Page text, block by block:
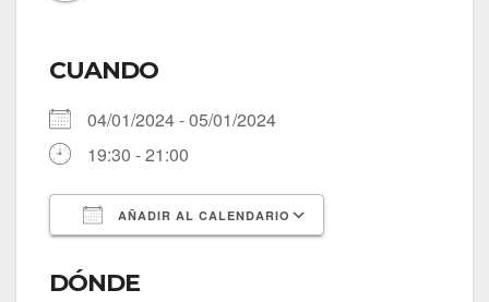
CUANDO
04/01/2024 - 05/01/2024
19:30 - 21:00
AÑADIR AL CALENDARIO
DÓNDE